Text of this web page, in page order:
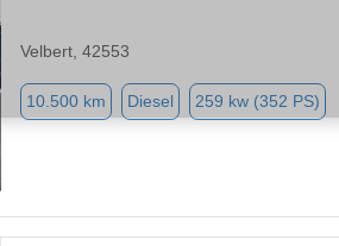
Velbert, 42553
10.500 km Diesel 259 kw (352 PS)